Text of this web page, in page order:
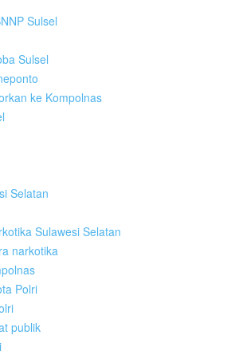
Sulsel
Sulsel
ke Kompolnas
Selatan
Sulawesi Selatan
narkotika
Polri
publik